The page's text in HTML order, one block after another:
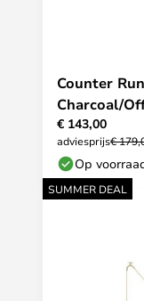
Counter
Charcoal/
€ 143,00
adviesprijs€
Op
SUMMER DEAL